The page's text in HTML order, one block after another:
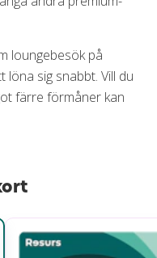
loungebesök på
sig snabbt. Vill du
färre förmåner kan